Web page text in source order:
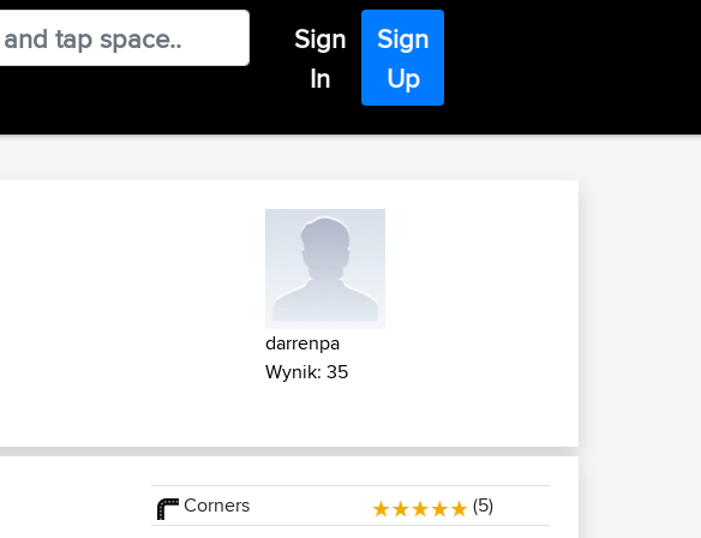
Sign
In
Sign
Up
darrenpa
Wynik: 35
Corners
(5)